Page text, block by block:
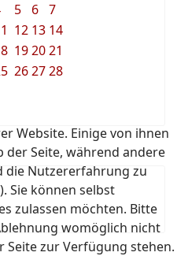
5 6 7
12 13 14
192021
262728
Website. Einige von ihnen
der Seite, während andere
die Nutzererfahrung zu
Sie können selbst
zulassen möchten. Bitte
womöglich nicht
zur Verfügung stehen.